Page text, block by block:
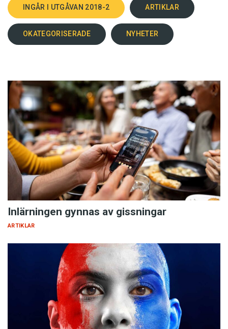
INGÅR I UTGÅVAN 2018-2 ARTIKLAR
OKATEGORISERADE NYHETER
Inlärningen gynnas av gissningar
ARTIKLAR